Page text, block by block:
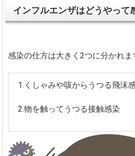
インフルエンザはどうやって
感染の仕方は大きく2つに分かれま
1.くしゃみや咳からうつる飛沫
2.物を触ってうつる接触感染